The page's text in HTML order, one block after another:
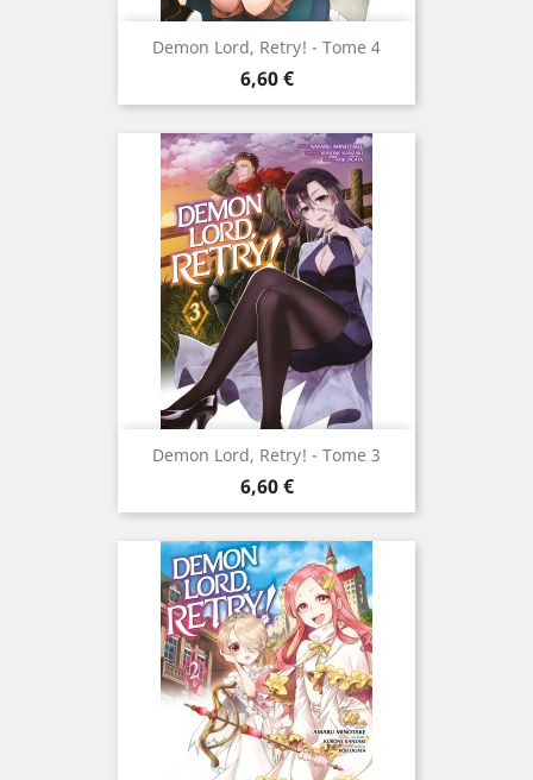
Demon Lord, Retry! - Tome 4
Prix
6,60 €
Demon Lord, Retry! - Tome 3
Prix
6,60 €